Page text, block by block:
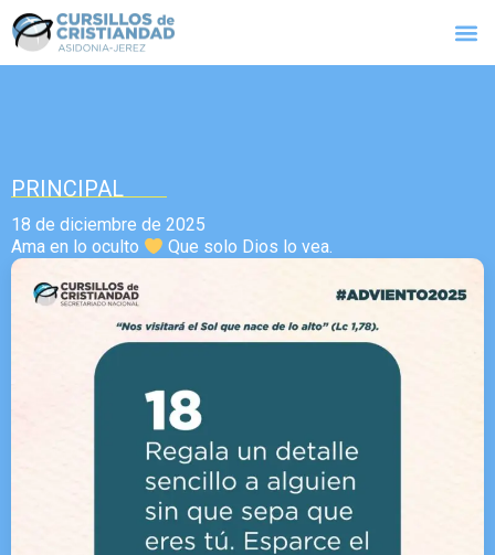
PRINCIPAL
18 de diciembre de 2025
Ama en lo oculto
Que solo Dios lo vea.